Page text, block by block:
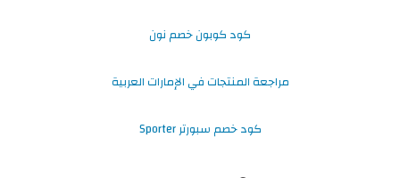
كود كوبون خصم نون
مراجعة المنتجات في الإمارات العربية
كود خصم سبورتر Sporter